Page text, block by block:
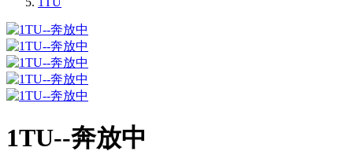
1TU--奔放中